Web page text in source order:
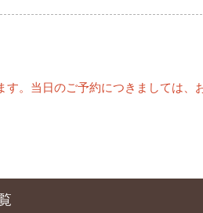
。当日のご予約につきましては、